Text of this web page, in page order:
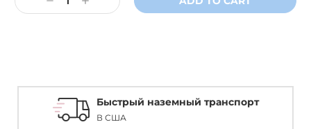
Quantity:Quantity:
Быстрый наземный транспорт
В США